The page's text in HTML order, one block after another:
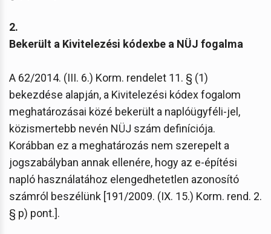
2.
Bekerült a Kivitelezési kódexbe a NÜJ fogalma
A 62/2014. (III. 6.) Korm. rendelet 11. § (1)
bekezdése alapján, a Kivitelezési kódex fogalom
meghatározásai közé bekerült a naplóügyféli-jel,
közismertebb nevén NÜJ szám definíciója.
Korábban ez a meghatározás nem szerepelt a
jogszabályban annak ellenére, hogy az e-építési
napló használatához elengedhetetlen azonosító
számról beszélünk [191/2009. (IX. 15.) Korm. rend. 2.
§ p) pont.].